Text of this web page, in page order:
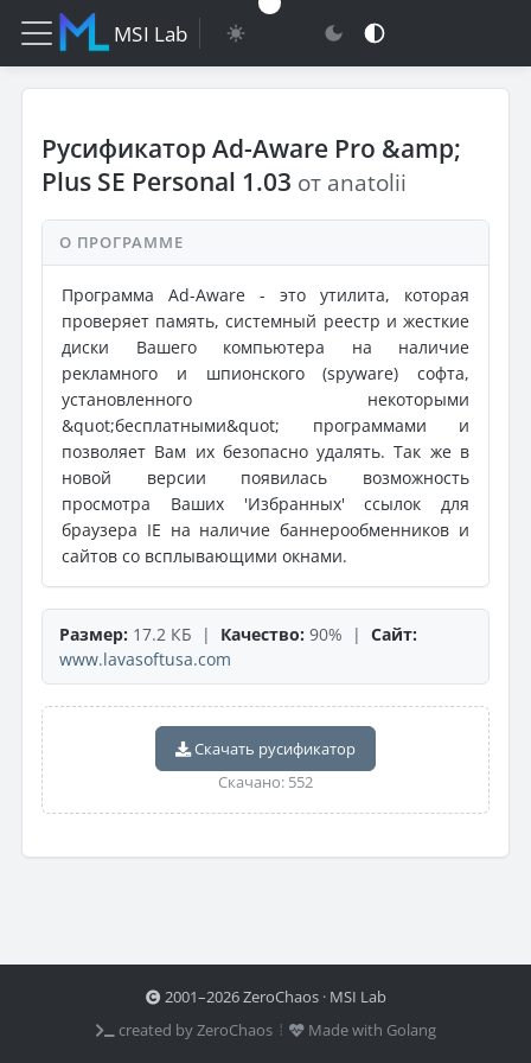
MSI Lab
Русификатор Ad-Aware Pro &amp;
Plus SE Personal 1.03 от anatolii
О ПРОГРАММЕ
Программа Ad-Aware - это утилита, которая
проверяет память, системный реестр и жесткие
диски Вашего компьютера на наличие
рекламного и шпионского (spyware) софта,
установленного некоторыми
&quot;бесплатными&quot; программами и
позволяет Вам их безопасно удалять. Так же в
новой версии появилась возможность
просмотра Ваших 'Избранных' ссылок для
браузера IE на наличие баннерообменников и
сайтов со всплывающими окнами.
Размер: 17.2 КБ | Качество: 90% | Сайт:
www.lavasoftusa.com
Скачать русификатор
Скачано: 552
2001–2026 ZeroChaos · MSI Lab
created by ZeroChaos ⦙
Made with Golang